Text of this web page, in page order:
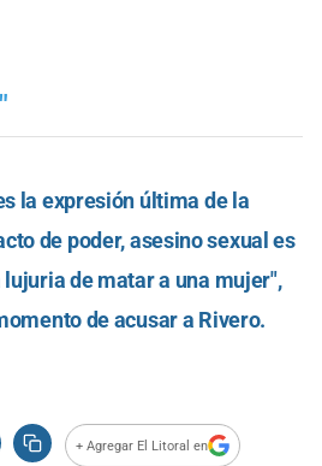
la expresión última de la
de poder, asesino sexual es
de matar a una mujer",
de acusar a Rivero.
+ Agregar El Litoral en